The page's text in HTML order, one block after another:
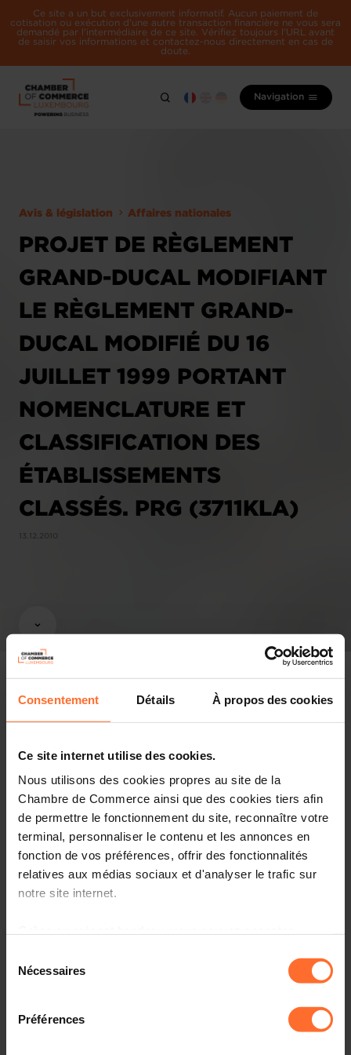
Consentement Détails À propos des cookies
Ce site internet utilise des cookies.
Nous utilisons des cookies propres au site de la
Chambre de Commerce ainsi que des cookies tiers afin
de permettre le fonctionnement du site, reconnaître votre
terminal, personnaliser le contenu et les annonces en
fonction de vos préférences, offrir des fonctionnalités
relatives aux médias sociaux et d'analyser le trafic sur
notre site internet.
à l’exception des cookies strictement nécessaires au
fonctionnement du site. Une description des différents
cookies est accessible sous l’onglet « Détails » ci-
dessus.
Nécessaires
Préférences
Ce site a un but exclusivement informatif. Aucun paiement de
cotisation ou exécution d'une autre transaction financière ne vous sera
demandé par l'intermédiaire de ce site. Vérifiez toujours l'URL avant
de saisir vos informations et contactez-nous directement en cas de
doute.
Navigation
Avis & législation Affaires nationales
PROJET DE RÈGLEMENT
GRAND-DUCAL MODIFIANT
LE RÈGLEMENT GRAND-
DUCAL MODIFIÉ DU 16
JUILLET 1999 PORTANT
NOMENCLATURE ET
CLASSIFICATION DES
ÉTABLISSEMENTS
CLASSÉS. PRG (3711KLA)
2 textes de projet
Partager cet article
Projet de règlement grand-ducal modifiant le règlement
grand-ducal modifié du 16 juillet 1999 portant
nomenclature et classification des établissements
règlement grand-ducal sous rubrique ainsi que l'avis de